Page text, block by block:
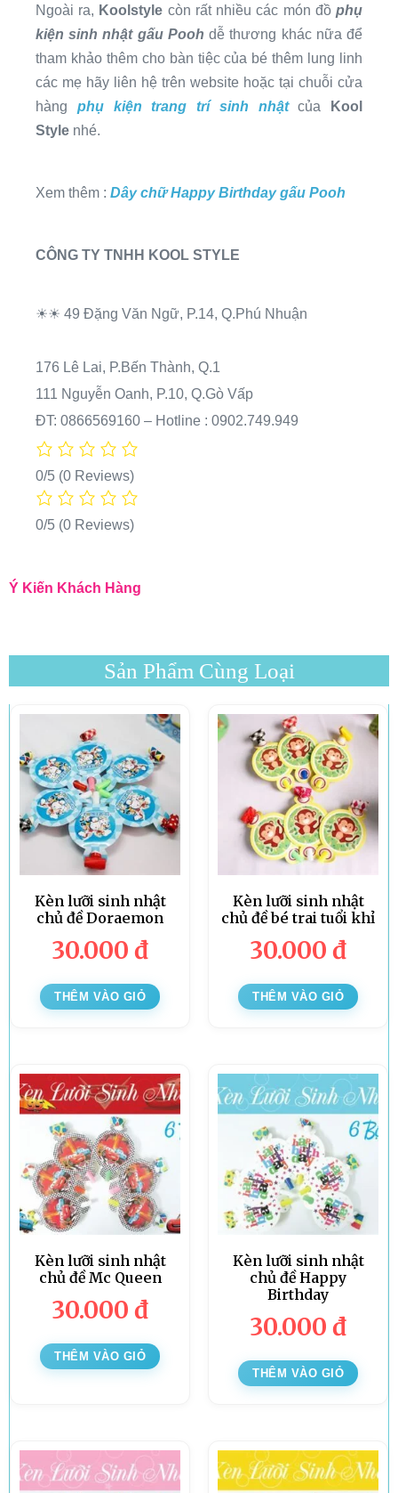
Ngoài ra, Koolstyle còn rất nhiều các món đồphụ
kiện sinh nhậtgấu Pooh dễ thương khác nữa để
tham khảo thêm cho bàn tiệc của bé thêm lung linh
các mẹ hãy liên hệ trên website hoặc tại chuỗi cửa
hàng phụ kiện trang trí sinh nhậtcủa
Kool
Style nhé.
Xem thêm : Dây chữ Happy Birthday gấu Pooh
CÔNG TY TNHH KOOL STYLE
☀☀ 49 Đặng Văn Ngữ, P.14, Q.Phú Nhuận
176 Lê Lai, P.Bến Thành, Q.1
111 Nguyễn Oanh, P.10, Q.Gò Vấp
ĐT: 0866569160 – Hotline : 0902.749.949
0/5 (0 Reviews)
0/5 (0 Reviews)
Ý Kiến Khách Hàng
Sản Phẩm Cùng Loại
Kèn lưỡi sinh nhật
chủ đề Doraemon
30.000 đ
THÊM VÀO GIỎ
Kèn lưỡi sinh nhật
chủ đề bé trai tuổi khỉ
30.000 đ
THÊM VÀO GIỎ
Kèn lưỡi sinh nhật
chủ đề Mc Queen
30.000 đ
THÊM VÀO GIỎ
Kèn lưỡi sinh nhật
chủ đề Happy
Birthday
30.000 đ
THÊM VÀO GIỎ